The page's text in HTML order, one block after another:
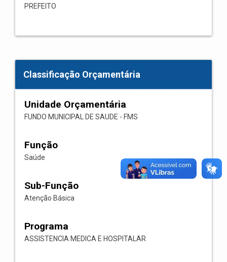
PREFEITO
Classificação Orçamentária
Unidade Orçamentária
FUNDO MUNICIPAL DE SAUDE - FMS
Função
Saúde
Sub-Função
Atenção Básica
Programa
ASSISTENCIA MEDICA E HOSPITALAR